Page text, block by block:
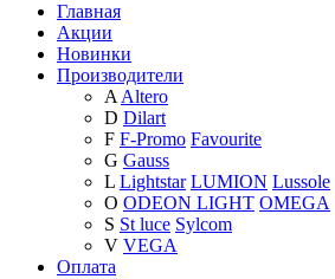
Главная
Акции
Новинки
Производители
AAltero
D Dilart
F F-Promo Favourite
G Gauss
L Lightstar LUMION Lussole
O ODEON LIGHT OMEGA
S St luce Sylcom
V VEGA
Оплата